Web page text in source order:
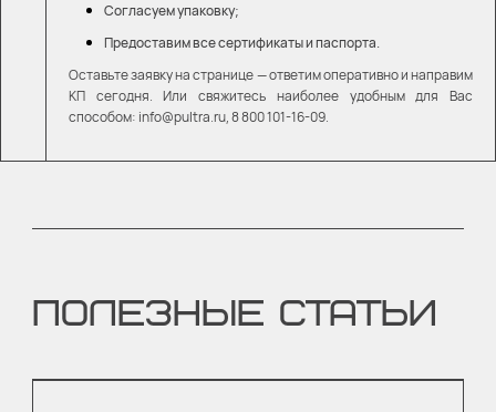
Согласуем упаковку;
Предоставим все сертификаты и паспорта.
Оставьте заявку на странице — ответим оперативно и направим
КП сегодня. Или свяжитесь наиболее удобным для Вас
способом: info@pultra.ru, 8 800 101-16-09.
ПОЛЕЗНЫЕ СТАТЬИ